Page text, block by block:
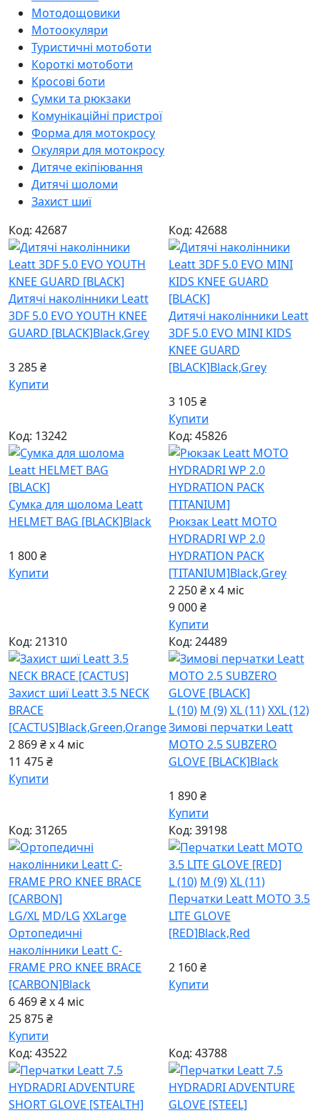
Мотодощовики
Мотоокуляри
Туристичні мотоботи
Короткі мотоботи
Кросові боти
Сумки та рюкзаки
Комунікаційні пристрої
Форма для мотокросу
Окуляри для мотокросу
Дитяче екіпіювання
Дитячі шоломи
Захист шиї
Код: 42687
Дитячі наколінники Leatt
3DF 5.0 EVO YOUTH KNEE
GUARD [BLACK]Black,Grey
3 285 ₴
Купити
Код: 42688
Дитячі наколінники Leatt
3DF 5.0 EVO MINI KIDS
KNEE GUARD
[BLACK]Black,Grey
3 105 ₴
Купити
Код: 13242
Сумка для шолома Leatt
HELMET BAG [BLACK]Black
1 800 ₴
Купити
Код: 45826
Рюкзак Leatt MOTO
HYDRADRI WP 2.0
HYDRATION PACK
[TITANIUM]Black,Grey
2 250 ₴ x 4 міс
9 000 ₴
Купити
Код: 21310
Захист шиї Leatt 3.5 NECK
BRACE
[CACTUS]Black,Green,Orange
2 869 ₴ x 4 міс
11 475 ₴
Купити
Код: 24489
L (10) M (9)XL (11)XXL (12)
Зимові перчатки Leatt
MOTO 2.5 SUBZERO
GLOVE [BLACK]Black
1 890 ₴
Купити
Код: 31265
LG/XL MD/LG XXLarge
Ортопедичні
наколінники Leatt C-
FRAME PRO KNEE BRACE
[CARBON]Black
6 469 ₴ x 4 міс
25 875 ₴
Купити
Код: 39198
L (10) M (9)XL (11)
Перчатки Leatt MOTO 3.5
LITE GLOVE
[RED]Black,Red
2 160 ₴
Купити
Код: 43522 Код: 43788